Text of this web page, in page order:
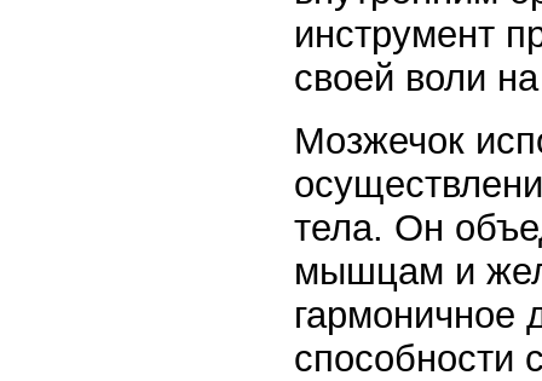
инструмент
своей воли
Мозжечок
тела. Он
мышцам и
гармоничное
способности